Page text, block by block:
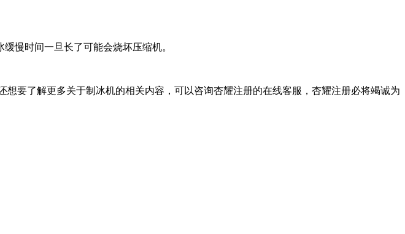
慢时间一旦长了可能会烧坏压缩机。
了解更多关于制冰机的相关内容，可以咨询杏耀注册的在线客服，杏耀注册必将竭诚为